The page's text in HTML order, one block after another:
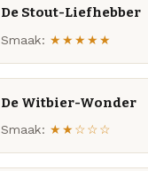
De Stout-Liefhebber
Smaak: ★★★★★
De Witbier-Wonder
Smaak: ★★☆☆☆